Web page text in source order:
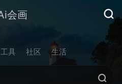
工具 社区 生活